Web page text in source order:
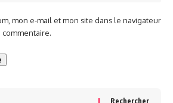
mon e-mail et mon site dans le navigateur
Rechercher